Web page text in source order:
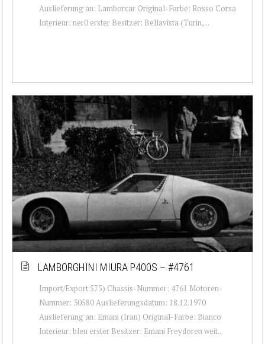
Auslieferung an: Lamborcar Original-Farbe: Rosso Corsa
Interieur: ner0 erster Besitzer: Bellavista (Turin,...
LAMBORGHINI MIURA P400S – #4761
Import/Export 575) Chassis-Nummer: 4761 Motoren-
Nummer: 30580 Auslieferungsdatum: 18.12.1970
Auslieferung an: Emani (Iran) Original-Farbe: Bianco
Interieur: bleu erster Besitzer: Emani Freydoren weit...